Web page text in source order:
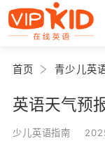
首页 青少儿英
英语天气预
少儿英语指南